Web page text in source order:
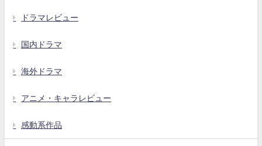
ドラマレビュー
国内ドラマ
海外ドラマ
アニメ・キャラレビュー
感動系作品